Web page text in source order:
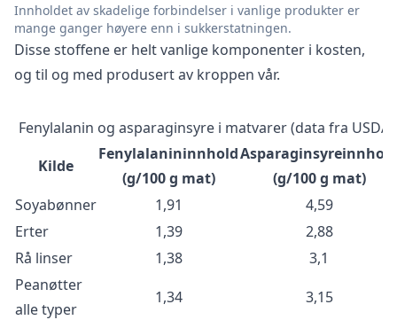
Innholdet av skadelige forbindelser i vanlige produkter er
mange ganger høyere enn i sukkerstatningen.
Disse stoffene er helt vanlige komponenter i kosten,
og til og med produsert av kroppen vår.
Fenylalanin og asparaginsyre i matvarer (data fra USDA)
Kilde
Fenylalanininnhold
(g/100 g mat)
Asparaginsyreinnhold
(g/100 g mat)
Soyabønner
1,91
4,59
Erter
1,39
2,88
Rå linser
1,38
3,1
Peanøtter
alle typer
1,34
3,15